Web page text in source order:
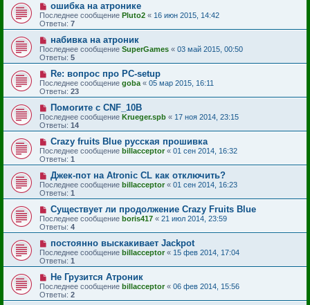
ошибка на атронике
Последнее сообщение Pluto2 « 16 июн 2015, 14:42
Ответы: 7
набивка на атроник
Последнее сообщение SuperGames « 03 май 2015, 00:50
Ответы: 5
Re: вопрос про PC-setup
Последнее сообщение goba « 05 мар 2015, 16:11
Ответы: 23
Помогите с CNF_10B
Последнее сообщение Krueger.spb « 17 ноя 2014, 23:15
Ответы: 14
Crazy fruits Blue русская прошивка
Последнее сообщение billacceptor« 01 сен 2014, 16:32
Ответы: 1
Джек-пот на Atronic CL как отключить?
Последнее сообщение billacceptor « 01 сен 2014, 16:23
Ответы: 1
Существует ли продолжение Crazy Fruits Blue
Последнее сообщение boris417 « 21 июл 2014, 23:59
Ответы: 4
постоянно выскакивает Jackpot
Последнее сообщение billacceptor « 15 фев 2014, 17:04
Ответы: 1
Не Грузится Атроник
Последнее сообщение billacceptor« 06 фев 2014, 15:56
Ответы: 2